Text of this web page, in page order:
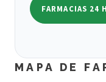
FARMACIAS 24
MAPA DE